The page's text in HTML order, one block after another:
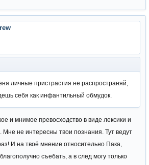
личные пристрастия не распространяй,
себя как инфантильный обмудок.
и мнимое превосходство в виде лексики и
Мне не интересны твои познания. Тут ведут
И на твоё мнение относительно Пака,
съебать, а в след могу только